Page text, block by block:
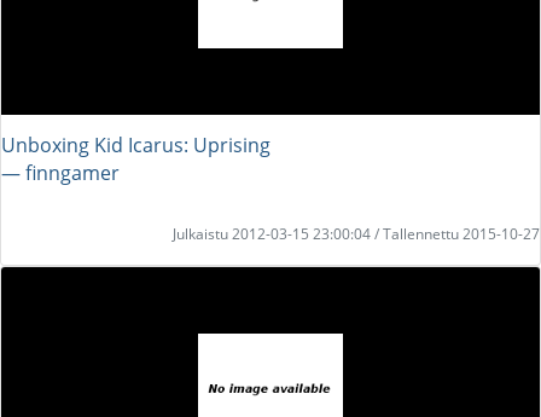
Unboxing Kid Icarus: Uprising
― finngamer
Julkaistu 2012-03-15 23:00:04 / Tallennettu 2015-10-27